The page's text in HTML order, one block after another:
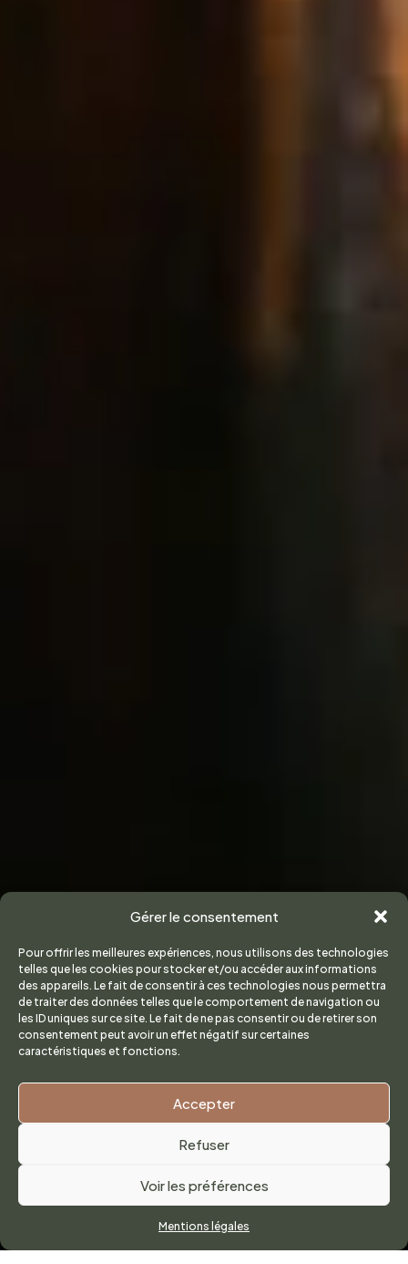
Gérer le consentement
Pour offrir les meilleures expériences, nous utilisons des technologies
telles que les cookies pour stocker et/ou accéder aux informations
des appareils. Le fait de consentir à ces technologies nous permettra
de traiter des données telles que le comportement de navigation ou
les ID uniques sur ce site. Le fait de ne pas consentir ou de retirer son
consentement peut avoir un effet négatif sur certaines
caractéristiques et fonctions.
Accepter
Refuser
Voir les préférences
Mentions légales